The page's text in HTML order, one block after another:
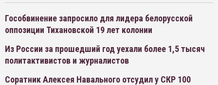
Гособвинение запросило для лидера белорусской
оппозиции Тихановской 19 лет колонии
Из России за прошедший год уехали более 1,5 тысяч
политактивистов и журналистов
Соратник Алексея Навального отсудил у СКР 100